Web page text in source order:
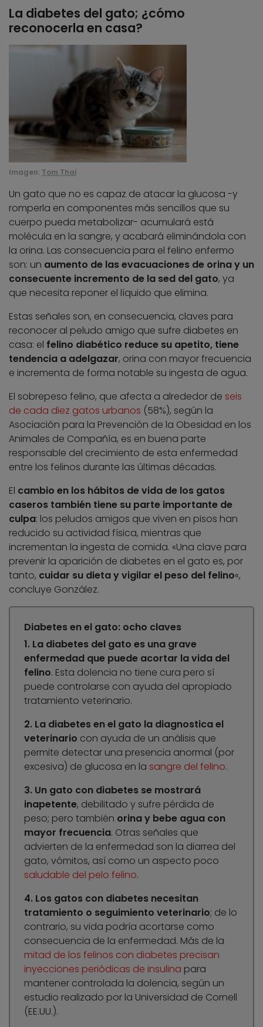
La diabetes del gato; ¿cómo
reconocerla en casa?
Imagen: Tom Thai
Un gato que no es capaz de atacar la glucosa -y
romperla en componentes más sencillos que su
cuerpo pueda metabolizar- acumulará está
molécula en la sangre, y acabará eliminándola con
la orina. Las consecuencia para el felino enfermo
son: un aumento de las evacuaciones de orina y un
consecuente incremento de la sed del gato, ya
que necesita reponer el líquido que elimina.
Estas señales son, en consecuencia, claves para
reconocer al peludo amigo que sufre diabetes en
casa: el felino diabético reduce su apetito, tiene
tendencia a adelgazar, orina con mayor frecuencia
e incrementa de forma notable su ingesta de agua.
El sobrepeso felino, que afecta a alrededor de seis
de cada diez gatos urbanos (58%), según la
Asociación para la Prevención de la Obesidad en los
Animales de Compañía, es en buena parte
responsable del crecimiento de esta enfermedad
entre los felinos durante las últimas décadas.
El cambio en los hábitos de vida de los gatos
caseros también tiene su parte importante de
culpa: los peludos amigos que viven en pisos han
reducido su actividad física, mientras que
incrementan la ingesta de comida. «Una clave para
prevenir la aparición de diabetes en el gato es, por
tanto, cuidar su dieta y vigilar el peso del felino«,
concluye González.
Diabetes en el gato: ocho claves
1. La diabetes del gato es una grave
enfermedad que puede acortar la vida del
felino. Esta dolencia no tiene cura pero sí
puede controlarse con ayuda del apropiado
tratamiento veterinario.
2. La diabetes en el gato la diagnostica el
veterinario con ayuda de un análisis que
permite detectar una presencia anormal (por
excesiva) de glucosa en la sangre del felino.
3. Un gato con diabetes se mostrará
inapetente, debilitado y sufre pérdida de
peso; pero también orina y bebe agua con
mayor frecuencia. Otras señales que
advierten de la enfermedad son la diarrea del
gato, vómitos, así como un aspecto poco
saludable del pelo felino.
4. Los gatos con diabetes necesitan
tratamiento o seguimiento veterinario; de lo
contrario, su vida podría acortarse como
consecuencia de la enfermedad. Más de la
mitad de los felinos con diabetes precisan
inyecciones periódicas de insulina para
mantener controlada la dolencia, según un
estudio realizado por la Universidad de Cornell
(EE.UU.).